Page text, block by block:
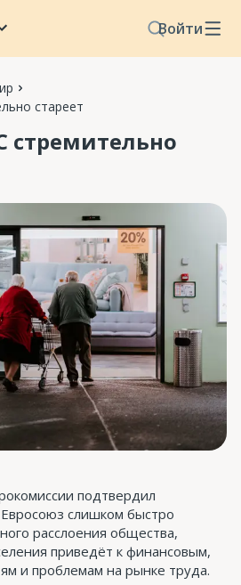
Войти
стареет
стремительно
подтвердил
слишком быстро
расслоения общества,
приведёт к финансовым,
и проблемам на рынке труда.